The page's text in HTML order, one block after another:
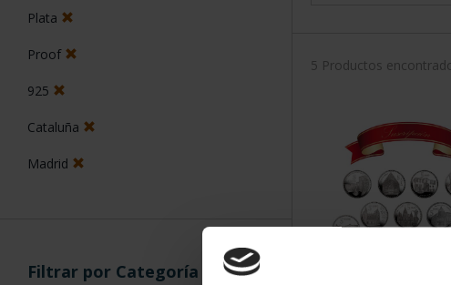
Plata
Proof
925
Cataluña
Madrid
Filtrar por Categoría
5 Productos